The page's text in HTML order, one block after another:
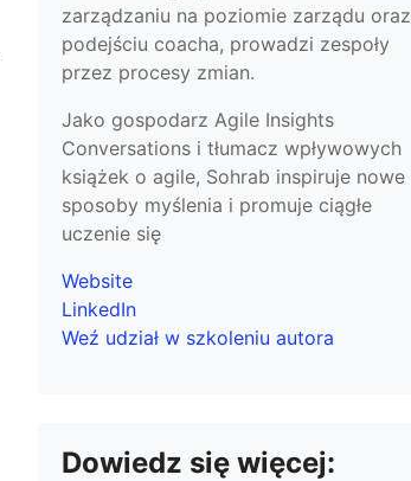
zarządzaniu na poziomie zarządu oraz
podejściu coacha, prowadzi zespoły
przez procesy zmian.
Jako gospodarz Agile Insights
Conversations i tłumacz wpływowych
książek o agile, Sohrab inspiruje nowe
sposoby myślenia i promuje ciągłe
uczenie się
Website
LinkedIn
Weź udział w szkoleniu autora
Dowiedz się więcej: